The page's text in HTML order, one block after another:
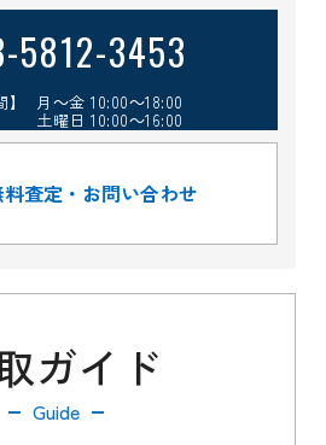
5812-3453
】 月～金 10:00～18:00
土曜日 10:00～16:00
査定・お問い合わせ
ガイド
Guide